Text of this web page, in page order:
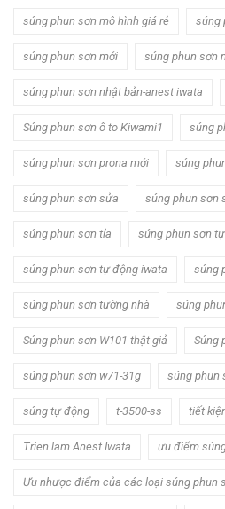
súng phun sơn mô hình giá rẻ súng
súng phun sơn mới súng phun sơn
súng phun sơn nhật bản-anest iwata
Súng phun sơn ô to Kiwami1 súng
súng phun sơn prona mới súng
súng phun sơn sửa súng phun sơn
súng phun sơn tỉa súng phun sơn
súng phun sơn tự động iwata súng
súng phun sơn tường nhà súng
Súng phun sơn W101 thật giả Súng
súng phun sơn w71-31g súng phun
súng tự động t-3500-ss tiết
Trien lam Anest Iwata ưu điểm
Ưu nhược điểm của các loại súng phun